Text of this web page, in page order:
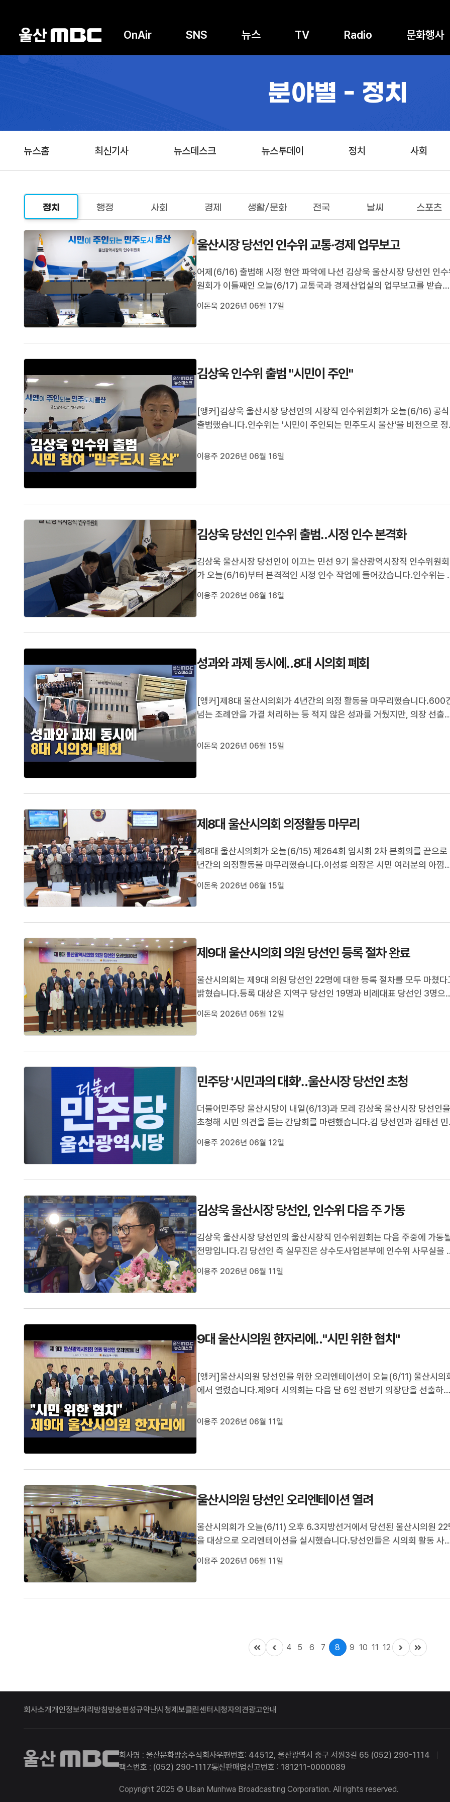
OnAir SNS 뉴스 TV Radio 문화행사
분야별 - 정치
뉴스홈 최신기사 뉴스데스크 뉴스투데이 정치 사회
정치 행정 사회 경제 생활/문화 전국 날씨 스포츠
울산시장 당선인 인수위 교통·경제 업무보고
어제(6/16) 출범해 시정 현안 파악에 나선 김상욱 울산시장 당선인 인수
원회가 이틀째인 오늘(6/17) 교통국과 경제산업실의 업무보고를 받습니
장을 담당해 시민들이 불편을 느꼈던 현안에 대한 해법이 업무보고에 포
이돈욱 2026년 06월 17일
김상욱 인수위 출범 "시민이 주인"
[앵커]김상욱 울산시장 당선인의 시장직 인수위원회가 오늘(6/16) 공식
출범했습니다.인수위는 '시민이 주인되는 민주도시 울산'을 비전으로 정
트]김상욱 울산시장 당선인 인수위원회가 공식 출범했습니다.지방선거
이용주 2026년 06월 16일
김상욱 당선인 인수위 출범‥시정 인수 본격화
김상욱 울산시장 당선인이 이끄는 민선 9기 울산광역시장직 인수위원회
가 오늘(6/16)부터 본격적인 시정 인수 작업에 들어갔습니다.인수위는
국별 업무보고를 받으며 시정 전반을 파악할 계획입니다.김 당선인은 민
이용주 2026년 06월 16일
성과와 과제 동시에‥8대 시의회 폐회
[앵커]제8대 울산시의회가 4년간의 의정 활동을 마무리했습니다.600
넘는 조례안을 가결 처리하는 등 적지 않은 성과를 거뒀지만, 의장 선출
기도 했습니다.이돈욱 기자입니다.[리포트]"제2차 본회의를 모두 마치겠
이돈욱 2026년 06월 15일
제8대 울산시의회 의정활동 마무리
제8대 울산시의회가 오늘(6/15) 제264회 임시회 2차 본회의를 끝으로
년간의 의정활동을 마무리했습니다.이성룡 의장은 시민 여러분의 아낌
다며 감사를 표했습니다.이달 말 임기를 마치는 김두겸 시장과 천창수 교
이돈욱 2026년 06월 15일
제9대 울산시의회 의원 당선인 등록 절차 완료
울산시의회는 제9대 의원 당선인 22명에 대한 등록 절차를 모두 마쳤다
밝혔습니다.등록 대상은 지역구 당선인 19명과 비례대표 당선인 3명으
울산시의회 의원의 임기는 다음 달 1일부터 시작되며, 다음 달 6일 첫 임
이돈욱 2026년 06월 12일
민주당 '시민과의 대화'‥울산시장 당선인 초청
더불어민주당 울산시당이 내일(6/13)과 모레 김상욱 울산시장 당선인을
초청해 시민 의견을 듣는 간담회를 마련했습니다.김 당선인과 김태선 민
정책 방향을 설명할 예정입니다.간담회는 내일(6/13) 오전 10시 남구 종
이용주 2026년 06월 12일
김상욱 울산시장 당선인, 인수위 다음 주 가동
김상욱 울산시장 당선인의 울산시장직 인수위원회는 다음 주중에 가동
전망입니다.김 당선인 측 실무진은 상수도사업본부에 인수위 사무실을
명했습니다.서울 국회와 중앙부처를 돌며 협력 방안을 논의한 뒤 울산으
이용주 2026년 06월 11일
9대 울산시의원 한자리에‥"시민 위한 협치"
[앵커]울산시의원 당선인을 위한 오리엔테이션이 오늘(6/11) 울산시의
에서 열렸습니다.제9대 시의회는 다음 달 6일 전반기 의장단을 선출하며
니다.이용주 기자.[리포트]6.3 지방선거에서 당선된 울산시의원들이 한
이용주 2026년 06월 11일
울산시의원 당선인 오리엔테이션 열려
울산시의회가 오늘(6/11) 오후 6.3지방선거에서 당선된 울산시의원 22
을 대상으로 오리엔테이션을 실시했습니다.당선인들은 시의회 활동 사
대한 주의 사항을 안내받았습니다.시의회는 내일(6/12)까지 당선인 의원
이용주 2026년 06월 11일
4 5 6 7 8 9 10 11 12
회사소개개인정보처리방침방송편성규약난시청제보클린센터시청자의견광고안내
울산MBC 회사명 : 울산문화방송주식회사우편번호: 44512, 울산광역시 중구 서원3길 65 (052) 290-1114
팩스번호 : (052) 290-1117통신판매업신고번호 : 181211-0000089
Copyright 2025 © Ulsan Munhwa Broadcasting Corporation. All rights reserved.